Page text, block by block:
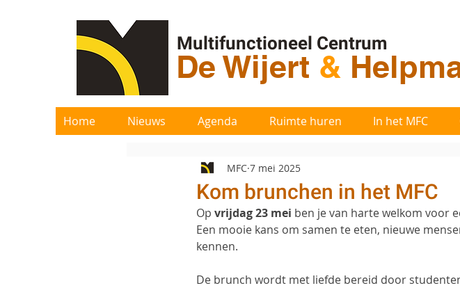
Multifunctioneel Centrum
De Wijert &
Home Nieuws Agenda Ruimte huren In het MFC
Kom brunchen in het MFC
MFC 7 mei 2025
Op vrijdag 23 mei ben je van harte welkom voor
Een mooie kans om samen te eten, nieuwe
kennen.
De brunch wordt met liefde bereid door